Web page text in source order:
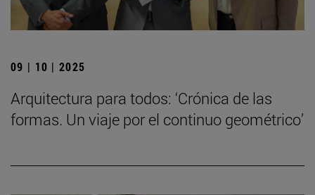
09 | 10 | 2025
Arquitectura para todos: ‘Crónica de las
formas. Un viaje por el continuo geométrico’